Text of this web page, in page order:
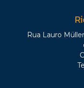
Rua Lauro